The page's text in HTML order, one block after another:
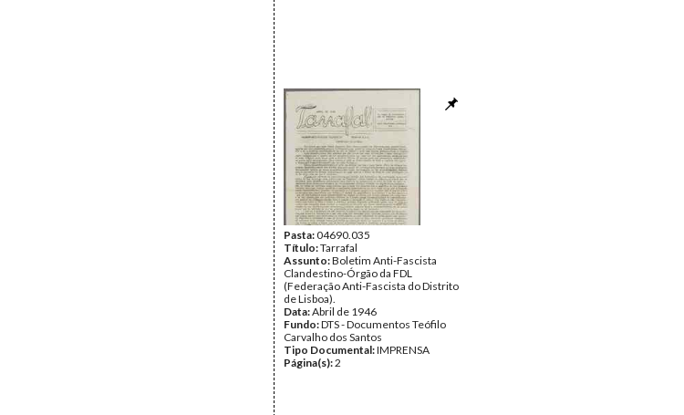
Pasta:04690.035
Título:Tarrafal
Assunto:Boletim Anti-Fascista
Clandestino-Órgão da FDL
(Federação Anti-Fascista do Distrito
de Lisboa).
Data:Abril de 1946
Fundo:DTS - Documentos Teófilo
Carvalho dos Santos
Tipo Documental:IMPRENSA
Página(s):2